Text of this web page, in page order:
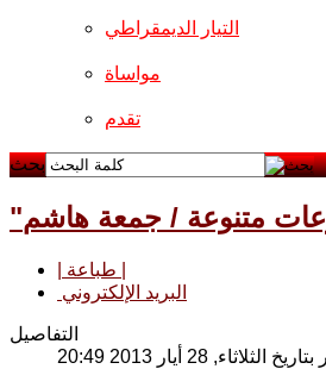
التيار الديمقراطي
مواساة
تقدم
بحث
متنوعة / جمعة هاشم
البريد الإلكتروني
التفاصيل
الثلاثاء, 28 أيار 2013 20:49